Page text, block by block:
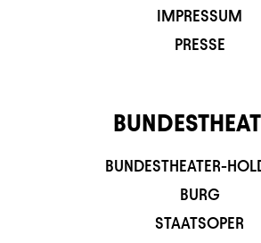
IMPRESSUM
PRESSE
BUNDESTHEATER-
BURG
STAATSOPER